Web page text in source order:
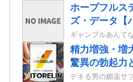
ホープフルス
ズ・データ【
ギャンブルあんて
精力増強・増
驚異の勃起力
る！
デキる男の媚薬サ